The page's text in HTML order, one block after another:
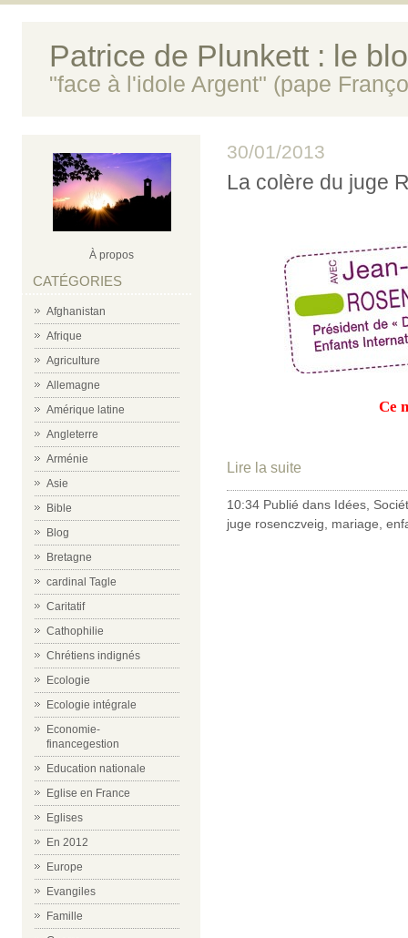
Patrice de Plunkett : le
"face à l'idole Argent" (pape
À propos
CATÉGORIES
Afghanistan
Afrique
Agriculture
Allemagne
Amérique latine
Angleterre
Arménie
Asie
Bible
Blog
Bretagne
cardinal Tagle
Caritatif
Cathophilie
Chrétiens indignés
Ecologie
Ecologie intégrale
Economie-
financegestion
Education nationale
Eglise en France
Eglises
En 2012
Europe
Evangiles
Famille
30/01/2013
La colère du juge
Ce
Lire la suite
10:34 Publié dans Idées
juge rosenczveig
mariage